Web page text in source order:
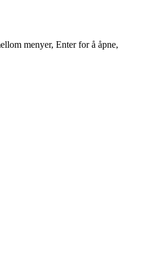
menyer, Enter for å åpne,